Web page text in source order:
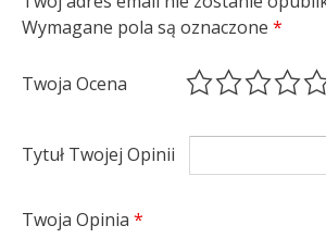
Wymagane pola są oznaczone *
Twoja Ocena
Tytuł Twojej Opinii
Twoja Opinia *